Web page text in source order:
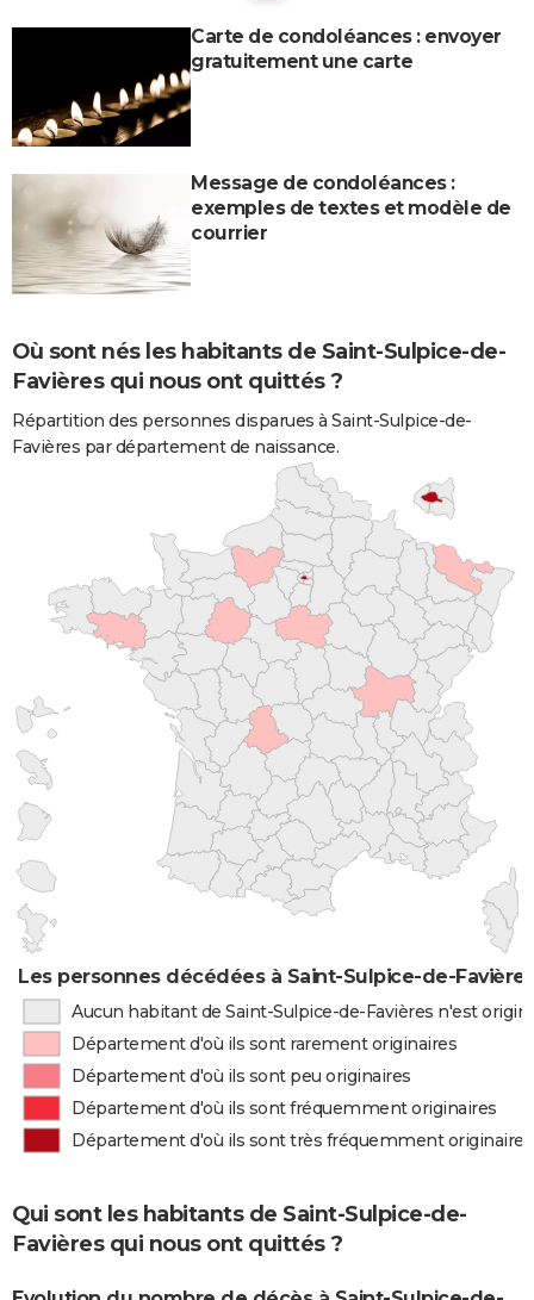
Carte de condoléances : envoyer
gratuitement une carte
Message de condoléances :
exemples de textes et modèle de
courrier
Où sont nés les habitants de Saint-Sulpice-de-
Favières qui nous ont quittés ?
Répartition des personnes disparues à Saint-Sulpice-de-
Favières par département de naissance.
Les personnes décédées à Saint-Sulpice-de-
Aucun habitant de Saint-Sulpice-de-Favières n'est
Département d'où ils sont rarement originaires
Département d'où ils sont peu originaires
Département d'où ils sont fréquemment originaires
Département d'où ils sont très fréquemment originaires
Qui sont les habitants de Saint-Sulpice-de-
Favières qui nous ont quittés ?